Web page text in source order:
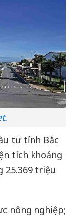
tư tỉnh Bắc
tích khoảng
25.369 triệu
nông nghiệp;